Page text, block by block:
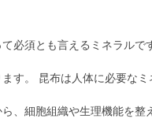
必須とも言えるミネラルで
す。 昆布は人体に必要な
、細胞組織や生理機能を整